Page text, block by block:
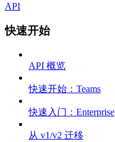
API
快速开始
API 概览
快速开始：Teams
快速入门：Enterprise
从 v1/v2 迁移